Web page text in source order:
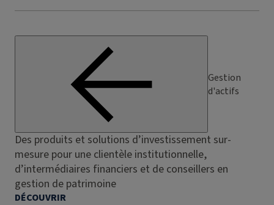
Gestion
d'actifs
Des produits et solutions d’investissement sur-
mesure pour une clientèle institutionnelle,
d’intermédiaires financiers et de conseillers en
gestion de patrimoine
DÉCOUVRIR